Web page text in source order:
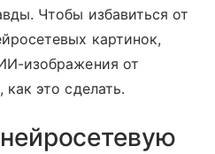
Чтобы избавиться от
картинок,
изображения от
это сделать.